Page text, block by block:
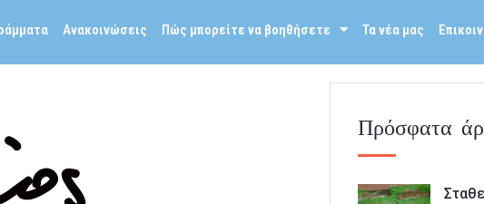
Ανακοινώσεις Πώς μπορείτε να βοηθήσετε Τα νέα μας
Πρόσφατα